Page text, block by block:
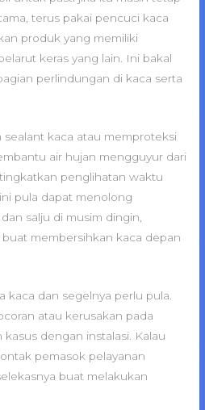
terus pakai pencuci kaca
produk yang memiliki
keras yang lain. Ini bakal
perlindungan di kaca serta
kaca atau memproteksi
air hujan mengguyur dari
penglihatan waktu
pula dapat menolong
salju di musim dingin,
membersihkan kaca depan
kaca dan segelnya perlu pula.
atau kerusakan pada
dengan instalasi. Kalau
pemasok pelayanan
buat melakukan